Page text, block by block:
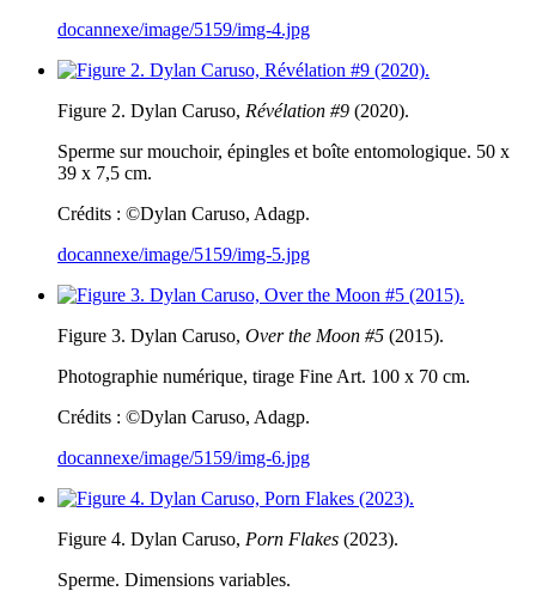
docannexe/image/5159/img-4.jpg
Figure 2. Dylan Caruso, Révélation #9 (2020).
Sperme sur mouchoir, épingles et boîte entomologique. 50 x
39 x 7,5 cm.
Crédits : ©Dylan Caruso, Adagp.
docannexe/image/5159/img-5.jpg
Figure 3. Dylan Caruso, Over the Moon #5 (2015).
Photographie numérique, tirage Fine Art. 100 x 70 cm.
Crédits : ©Dylan Caruso, Adagp.
docannexe/image/5159/img-6.jpg
Figure 4. Dylan Caruso, Porn Flakes (2023).
Sperme. Dimensions variables.